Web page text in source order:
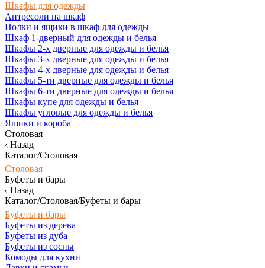
Шкафы для одежды
Антресоли на шкаф
Полки и ящики в шкаф для одежды
Шкаф 1-дверный для одежды и белья
Шкафы 2-х дверные для одежды и белья
Шкафы 3-х дверные для одежды и белья
Шкафы 4-х дверные для одежды и белья
Шкафы 5-ти дверные для одежды и белья
Шкафы 6-ти дверные для одежды и белья
Шкафы купе для одежды и белья
Шкафы угловые для одежды и белья
Ящики и короба
Столовая
Назад
Каталог/Столовая
Столовая
Буфеты и бары
Назад
Каталог/Столовая/Буфеты и бары
Буфеты и бары
Буфеты из дерева
Буфеты из дуба
Буфеты из сосны
Комоды для кухни